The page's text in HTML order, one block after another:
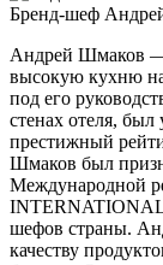
Бренд-шеф
Андрей Шмаков —
высокую кухню
под его
стенах отеля,
престижный
Шмаков был
Международной
шефов страны.
качеству